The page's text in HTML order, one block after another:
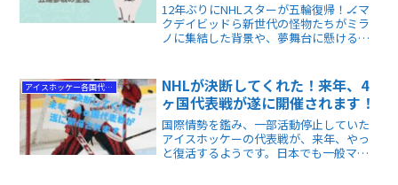
12年ぶりにNHLスターが五輪復帰！🏒マ
クデイビッドら新世代の怪物たちがミラ
ノに集結した背景や、夢舞台に懸ける熱
高の大会をより深く楽しむための知識が
手に入ります！✨
アイスホッケー各国代表情報
NHLが決断してくれた！来年、4
ヶ国代表戦が遂に開催されます！
国際情勢を鑑み、一部活動停止していた
アイスホッケーの代表戦が、来年、やっ
と復活するようです。日本でも一般マス